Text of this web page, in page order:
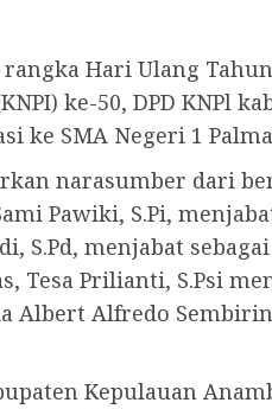
rangka Hari Ulang
ke-50, DPD KNPl
ke SMA Negeri 1
narasumber dari
Pawiki, S.Pi,
S.Pd, menjabat
Tesa Prilianti, S.Psi
Albert Alfredo
Kepulauan